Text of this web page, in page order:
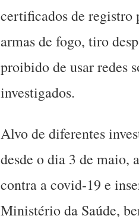
certificados de registro
armas de fogo, tiro
proibido de usar redes
investigados.
Alvo de diferentes
desde o dia 3 de maio,
contra a covid-19 e
Ministério da Saúde,